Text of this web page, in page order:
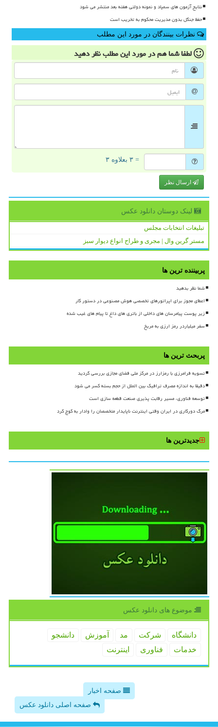
نتایج آزمون های سمپاد و نمونه دولتی هفته بعد منتشر می شود
حفظ جنگل بدون مدیریت محکوم به تخریب است
نظرات بینندگان در مورد این مطلب
لطفا شما همدر مورد این مطلبنظر دهید
= ۳ بعلاوه ۳
ارسال نظر
لینک دوستان دانلود عكس
تبلیغات انتخابات مجلس
مستر گرین وال | مجری و طراح انواع دیوار سبز
پربیننده ترین ها
شما نظر بدهید
اعطای مجوز برای اپراتورهای تخصصی هوش مصنوعی در دستور کار
زیر پوست پیامرسان های داخلی از باتری های داغ تا پیام های غیب شده
سفر میلیاردر رمز ارزی به مریخ
پربحث ترین ها
تسویه فرامرزی با رمزارز در مرکز ملی فضای مجازی بررسی گردید
دقیقا به اندازه مصرف ترافیک بین الملل از حجم بسته کسر می شود
توسعه فناوری، مسیر رقابت پذیری صنعت قطعه سازی است
مرگ دورکاری در ایران وقتی اینترنت ناپایدار متخصصان را وادار به کوچ کرد
جدیدترین ها
موضوع های دانلود عكس
دانشگاه شركت مد آموزش
دانشجو
خدمات
فناوری اینترنت
صفحه اخبار
صفحه اصلی دانلود عکس